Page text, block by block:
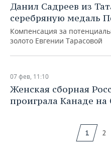
Данил Садреев из
серебряную медаль
Компенсация за
золото Евгении Тарасовой
07 фев, 11:10
Женская сборная
проиграла Канаде на
1 2